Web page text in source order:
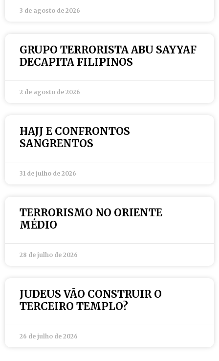
3 de agosto de 2026
GRUPO TERRORISTA ABU SAYYAF
DECAPITA FILIPINOS
2 de agosto de 2026
HAJJ E CONFRONTOS
SANGRENTOS
31 de julho de 2026
TERRORISMO NO ORIENTE
MÉDIO
28 de julho de 2026
JUDEUS VÃO CONSTRUIR O
TERCEIRO TEMPLO?
26 de julho de 2026